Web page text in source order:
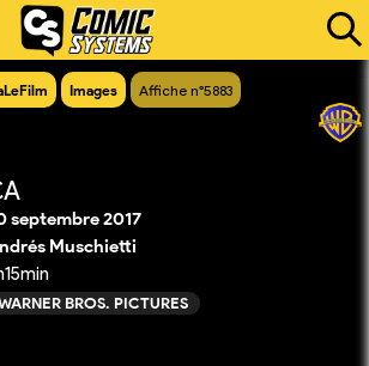
Images Affiche n°5883
septembre 2017
Muschietti
BROS. PICTURES